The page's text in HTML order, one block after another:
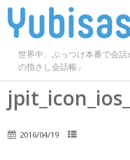
世界中、ぶっつけ本番で会
の指さし会話帳」
2016/04/19